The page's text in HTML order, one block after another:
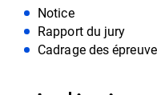
Notice
Rapport du jury
Cadrage des